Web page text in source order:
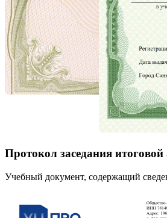
Протокол заседания
Учебный документ, содержащий